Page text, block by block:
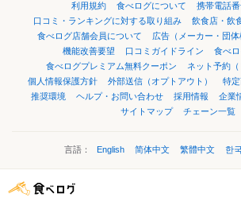
利用規約 食べログについて
携帯電話
口コミ・ランキングに対する取り組み
飲食店・飲
食べログ店舗会員について
広告（メーカー・団
機能改善要望
口コミガイドライン
食べ
食べログプレミアム無料クーポン
ネット予約（
個人情報保護方針
外部送信（オプトアウト）
特
推奨環境
ヘルプ・お問い合わせ 採用情報 企業
サイトマップ
チェーン一覧
言語： English 简体中文 繁體中文 한